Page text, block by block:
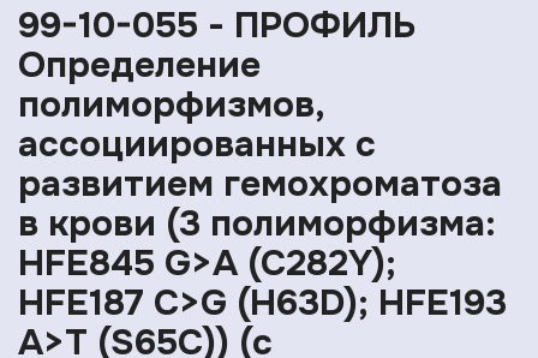
99-10-055 - ПРОФИЛЬ
Определение
полиморфизмов,
ассоциированных с
развитием гемохроматоза
в крови (3 полиморфизма:
HFE845 G>A (C282Y);
HFE187 C>G (H63D); HFE193
A>T (S65C)) (с